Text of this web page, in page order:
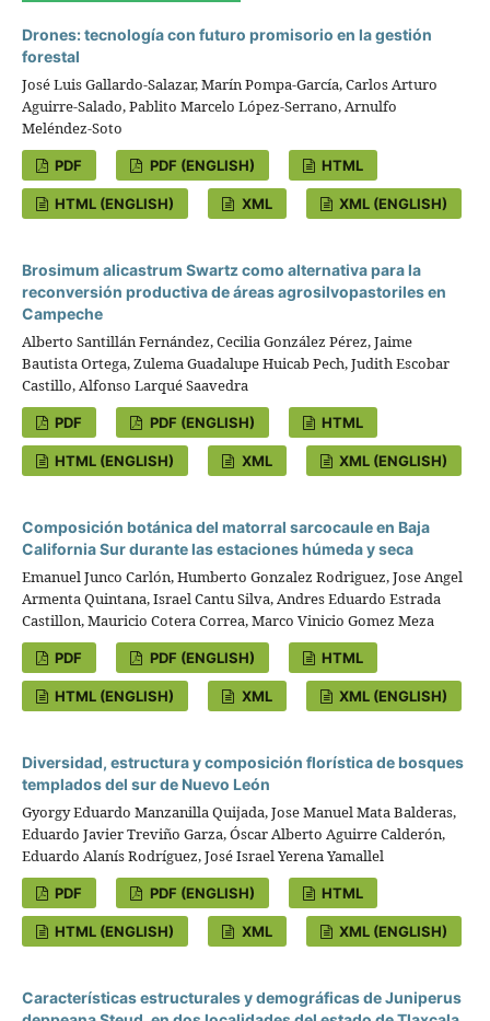
Drones: tecnología con futuro promisorio en la gestión
forestal
José Luis Gallardo-Salazar, Marín Pompa-García, Carlos Arturo
Aguirre-Salado, Pablito Marcelo López-Serrano, Arnulfo
Meléndez-Soto
PDF PDF (ENGLISH) HTML
HTML (ENGLISH) XML XML (ENGLISH)
Brosimum alicastrum Swartz como alternativa para la
reconversión productiva de áreas agrosilvopastoriles en
Campeche
Alberto Santillán Fernández, Cecilia González Pérez, Jaime
Bautista Ortega, Zulema Guadalupe Huicab Pech, Judith Escobar
Castillo, Alfonso Larqué Saavedra
PDF PDF (ENGLISH) HTML
HTML (ENGLISH) XML XML (ENGLISH)
Composición botánica del matorral sarcocaule en Baja
California Sur durante las estaciones húmeda y seca
Emanuel Junco Carlón, Humberto Gonzalez Rodriguez, Jose Angel
Armenta Quintana, Israel Cantu Silva, Andres Eduardo Estrada
Castillon, Mauricio Cotera Correa, Marco Vinicio Gomez Meza
PDF PDF (ENGLISH) HTML
HTML (ENGLISH) XML XML (ENGLISH)
Diversidad, estructura y composición florística de bosques
templados del sur de Nuevo León
Gyorgy Eduardo Manzanilla Quijada, Jose Manuel Mata Balderas,
Eduardo Javier Treviño Garza, Óscar Alberto Aguirre Calderón,
Eduardo Alanís Rodríguez, José Israel Yerena Yamallel
PDF PDF (ENGLISH) HTML
HTML (ENGLISH) XML XML (ENGLISH)
Características estructurales y demográficas de Juniperus